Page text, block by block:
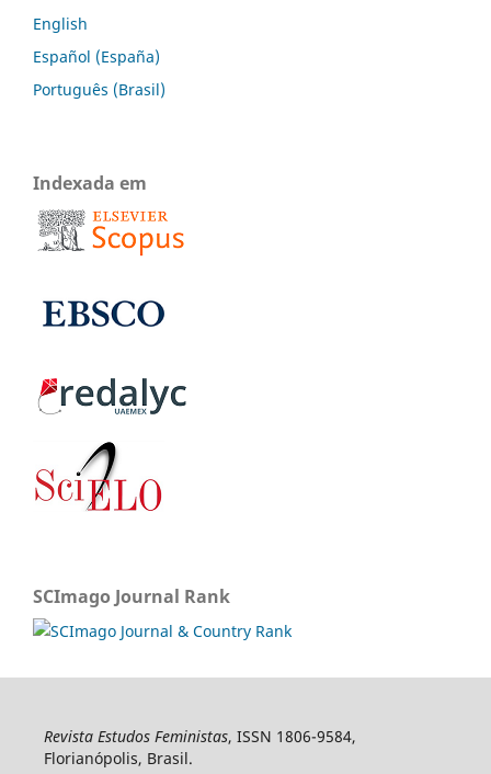
English
Español (España)
Português (Brasil)
Indexada em
SCImago Journal Rank
Revista Estudos Feministas, ISSN 1806-9584,
Florianópolis, Brasil.